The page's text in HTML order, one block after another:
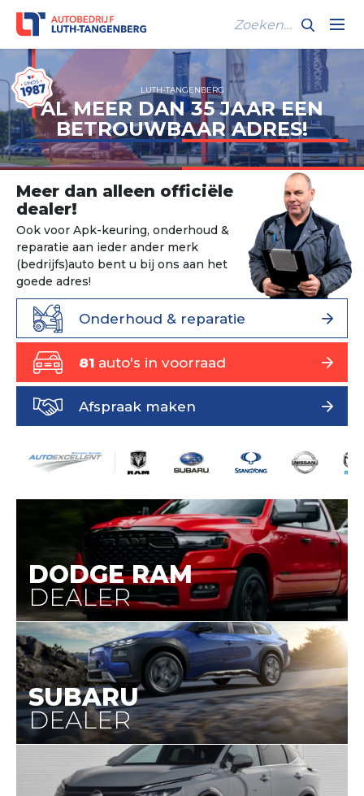
LUTH-TANGENBERG
AL MEER DAN 35 JAAR EEN
BETROUWBAAR ADRES!
Meer dan alleen officiële
dealer!
Ook voor Apk-keuring, onderhoud &
reparatie aan ieder ander merk
(bedrijfs)auto bent u bij ons aan het
goede adres!
Onderhoud & reparatie
81 auto's in voorraad
Afspraak maken
DODGE RAM
DEALER
SUBARU
DEALER